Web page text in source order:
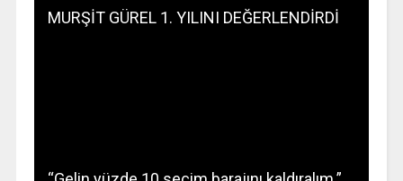
MURŞİT GÜREL 1. YILINI DEĞERLENDİRDİ